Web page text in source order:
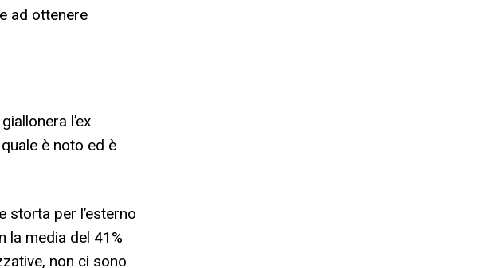
ad ottenere
l’ex
è noto ed è
storta per l’esterno
la media del 41%
non ci sono